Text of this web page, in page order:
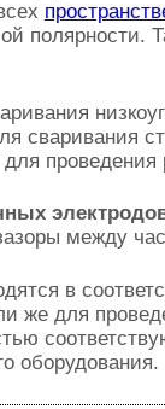
полярности.
сваривания
между
в
же для
оборудования.